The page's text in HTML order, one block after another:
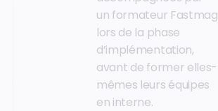
un formateur Fastmag
lors de la phase
d’implémentation,
avant de former elles-
mêmes leurs équipes
en interne.